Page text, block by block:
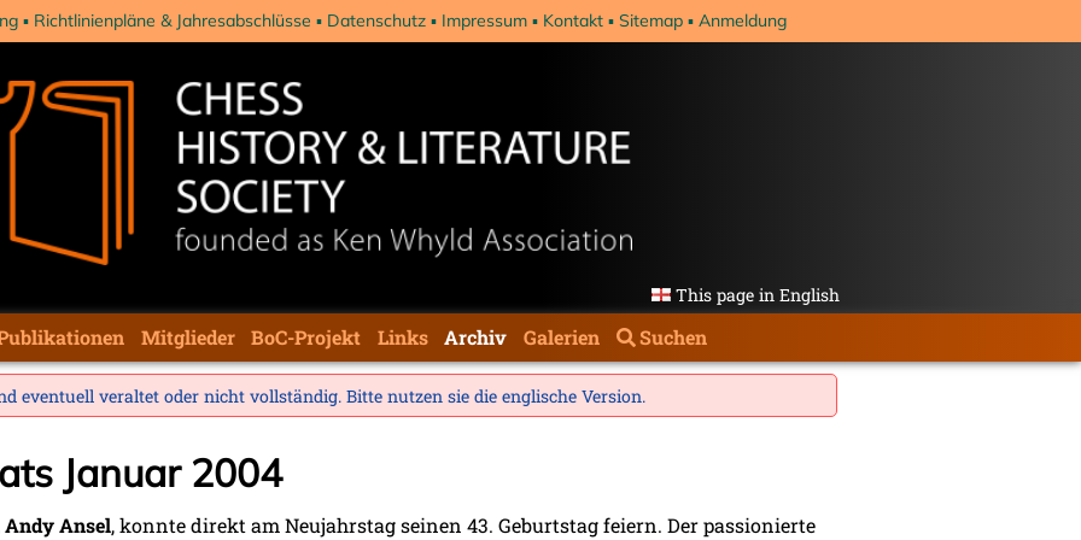
Richtlinienpläne & Jahresabschlüsse Datenschutz Impressum Kontakt Sitemap Anmeldung
This page in English
Mitglieder BoC-Projekt Links Archiv Galerien Suchen
eventuell veraltet oder nicht vollständig. Bitte nutzen sie die englische Version.
Januar 2004
Andy Ansel, konnte direkt am Neujahrstag seinen 43. Geburtstag feiern. Der passionierte